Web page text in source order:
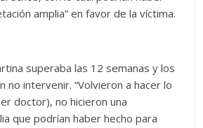
amplia” en favor de la víctima.
superaba las 12 semanas y los
no intervenir. “Volvieron a hacer lo
doctor), no hicieron una
que podrían haber hecho para